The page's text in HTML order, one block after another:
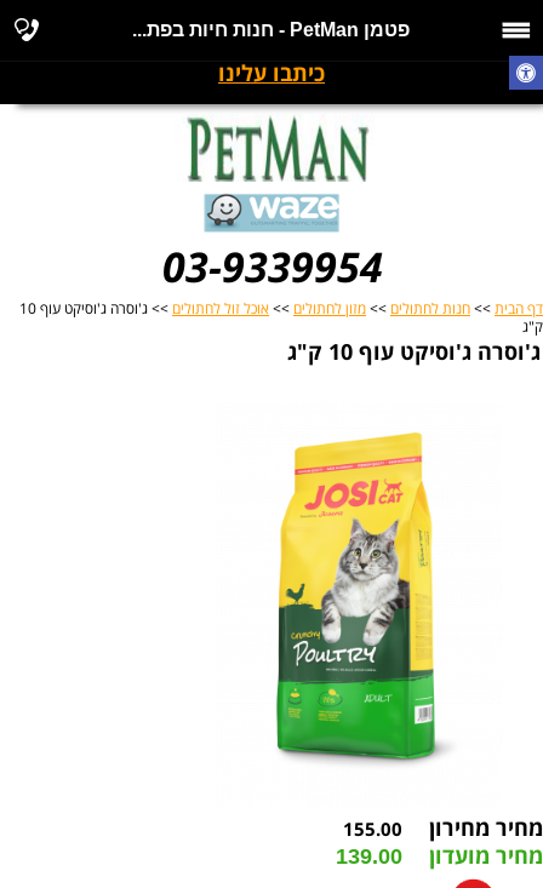
פטמן PetMan - חנות חיות בפת...
כיתבו עלינו
03-9339954
דף הבית >> חנות לחתולים >> מזון לחתולים >> אוכל זול לחתולים
>> ג'וסרה ג'וסיקט עוף 10
ק"ג
ג'וסרה ג'וסיקט עוף 10 ק"ג
מחיר מחירון 155.00
מחיר מועדון 139.00